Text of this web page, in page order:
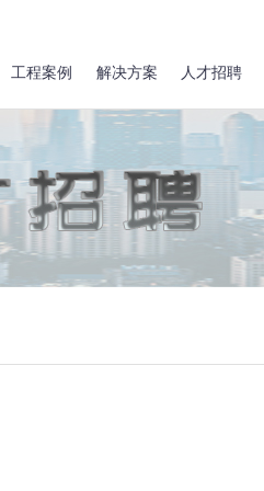
工程案例 解决方案 人才招聘